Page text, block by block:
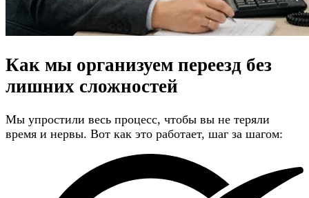
Как мы организуем переезд без
лишних сложностей
Мы упростили весь процесс, чтобы вы не теряли
время и нервы. Вот как это работает, шаг за шагом: